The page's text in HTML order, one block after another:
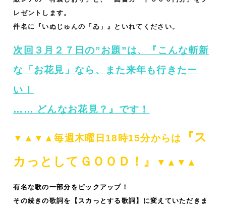
レゼントします。
件名に『いぬじゅんの「ゐ」』といれてください。
次回３月２７日の”お題”は、『こんな斬新
な「お花見」なら、また来年も行きたー
い！
…… どんなお花見？ 』です！
▼▲▼▲毎週木曜日18時15分からは
『ス
カっとして ＧＯＯＤ！』 ▼▲▼▲
有名な歌の一部分をピックアップ！
その続きの歌詞を【スカっとする歌詞】に変えていただきま